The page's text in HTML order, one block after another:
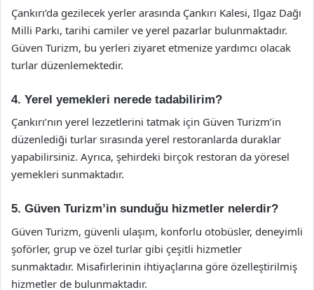
Çankırı’da gezilecek yerler arasında Çankırı Kalesi, Ilgaz Dağı
Milli Parkı, tarihi camiler ve yerel pazarlar bulunmaktadır.
Güven Turizm, bu yerleri ziyaret etmenize yardımcı olacak
turlar düzenlemektedir.
4. Yerel yemekleri nerede tadabilirim?
Çankırı’nın yerel lezzetlerini tatmak için Güven Turizm’in
düzenlediği turlar sırasında yerel restoranlarda duraklar
yapabilirsiniz. Ayrıca, şehirdeki birçok restoran da yöresel
yemekleri sunmaktadır.
5. Güven Turizm’in sunduğu hizmetler nelerdir?
Güven Turizm, güvenli ulaşım, konforlu otobüsler, deneyimli
şoförler, grup ve özel turlar gibi çeşitli hizmetler
sunmaktadır. Misafirlerinin ihtiyaçlarına göre özelleştirilmiş
hizmetler de bulunmaktadır.